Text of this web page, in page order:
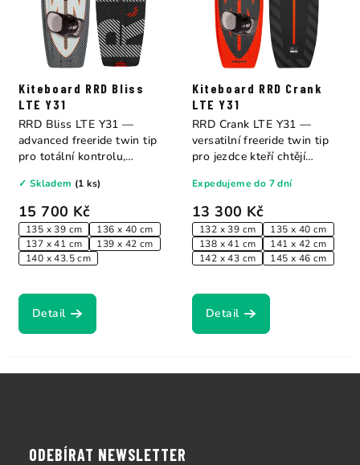
Kiteboard RRD Bliss
LTE Y31
15 700 Kč
135 x 39 cm
136 x 40 cm
137 x 41 cm
139 x 42 cm
140 x 43.5 cm
✓ Skladem (1 ks)
Detail
RRD Bliss LTE Y31 —
advanced freeride twin tip
pro totální kontrolu,
Kiteboard RRD Crank
LTE Y31
13 300 Kč
132 x 39 cm
135 x 40 cm
138 x 41 cm
141 x 42 cm
142 x 43 cm
145 x 46 cm
Expedujeme do 7 dní
Detail
RRD Crank LTE Y31 —
versatilní freeride twin tip
pro jezdce kteří chtějí
ODEBÍRAT NEWSLETTER